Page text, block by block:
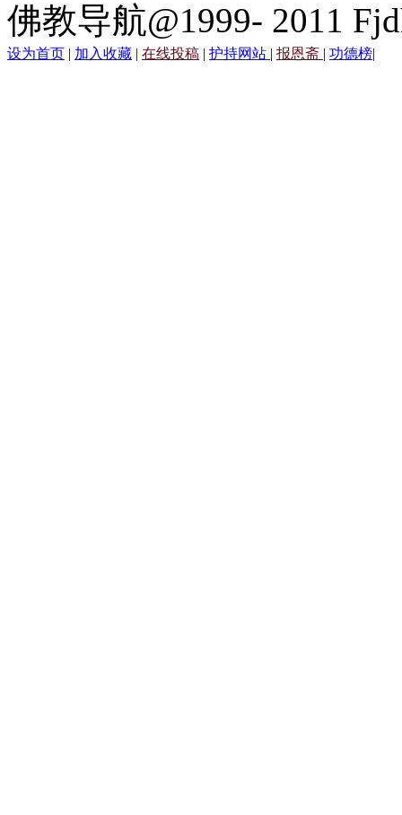
佛教导航@1999- 2011
设为首页 | 加入收藏 | 在线投稿 | 护持网站 | 报恩斋 | 功德榜|